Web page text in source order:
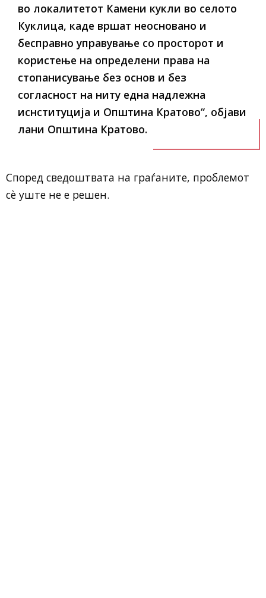
во локалитетот Камени кукли во селото
Куклица, каде вршат неосновано и
бесправно управување со просторот и
користење на определени права на
стопанисување без основ и без
согласност на ниту една надлежна
иснституција и Општина Кратово“, објави
лани Општина Кратово.
Според сведоштвата на граѓаните, проблемот
сѐ уште не е решен.